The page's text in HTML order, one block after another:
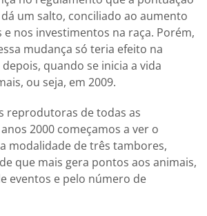
um salto, conciliado ao aumento
e nos investimentos na raça. Porém,
mudança só teria efeito na
quando se inicia a vida
ou seja, em 2009.
reprodutoras de todas as
2000 começamos a ver o
modalidade de três tambores,
que mais gera pontos aos animais,
eventos e pelo número de